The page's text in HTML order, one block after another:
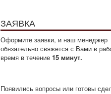
ЗАЯВКА
Оформите заявки, и наш менеджер
обязательно свяжется с Вами в
время в течение15 минут.
Появились вопросы или готовы